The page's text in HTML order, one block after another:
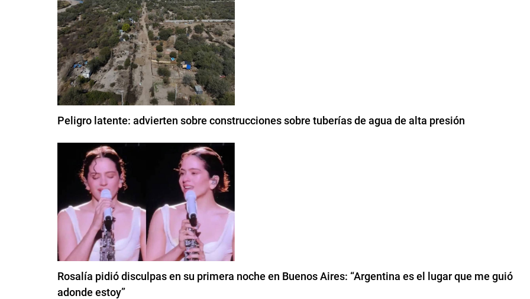
Peligro latente: advierten sobre construcciones sobre tuberías de agua de alta presión
Rosalía pidió disculpas en su primera noche en Buenos Aires: “Argentina es el lugar que me guió
adonde estoy”